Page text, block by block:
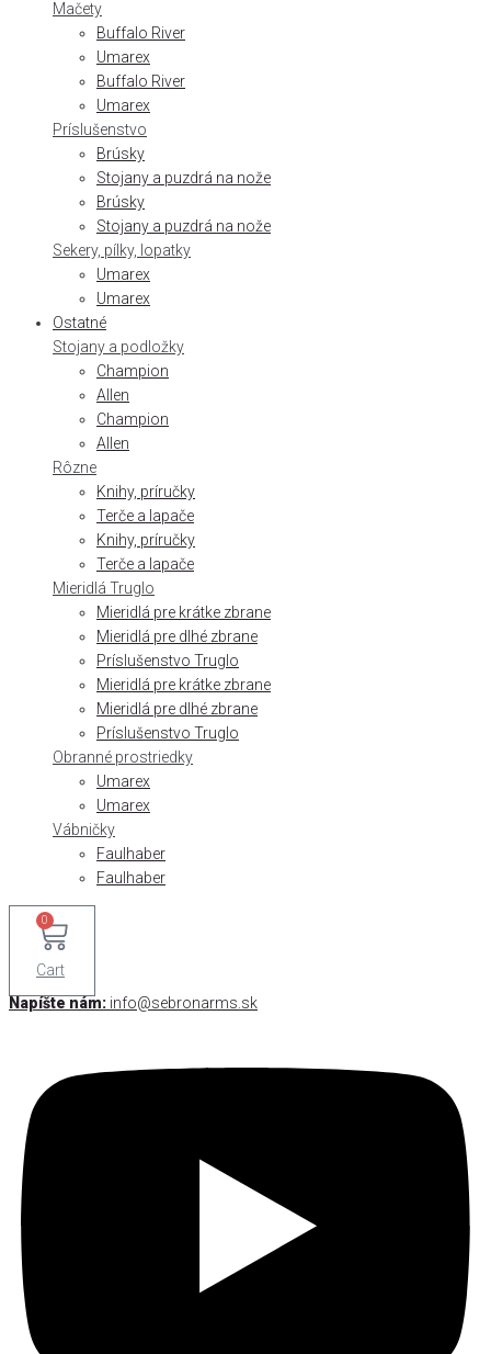
Mačety
Buffalo River
Umarex
Buffalo River
Umarex
Príslušenstvo
Brúsky
Stojany a puzdrá na nože
Brúsky
Stojany a puzdrá na nože
Sekery, pílky, lopatky
Umarex
Umarex
Ostatné
Stojany a podložky
Champion
Allen
Champion
Allen
Rôzne
Knihy, príručky
Terče a lapače
Knihy, príručky
Terče a lapače
Mieridlá Truglo
Mieridlá pre krátke zbrane
Mieridlá pre dlhé zbrane
Príslušenstvo Truglo
Mieridlá pre krátke zbrane
Mieridlá pre dlhé zbrane
Príslušenstvo Truglo
Obranné prostriedky
Umarex
Umarex
Vábničky
Faulhaber
Faulhaber
0
Cart
Napíšte nám: info@sebronarms.sk